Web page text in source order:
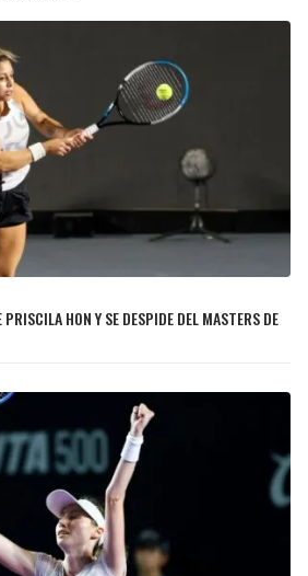
HON Y SE DESPIDE DEL MASTERS DE